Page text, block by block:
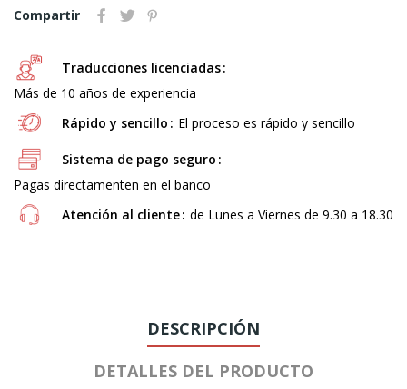
Compartir
Traducciones licenciadas
Más de 10 años de experiencia
Rápido y sencillo
El proceso es rápido y sencillo
Sistema de pago seguro
Pagas directamenten en el banco
Atención al cliente de Lunes a Viernes de 9.30 a 18.30
DESCRIPCIÓN
DETALLES DEL PRODUCTO